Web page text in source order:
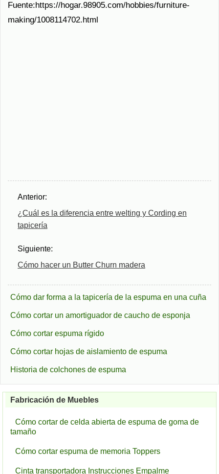
Fuente:https://hogar.98905.com/hobbies/furniture-
making/1008114702.html
Anterior:
¿Cuál es la diferencia entre welting y Cording en
tapicería
Siguiente:
Cómo hacer un Butter Churn madera
Cómo dar forma a la tapicería de la espuma en una cuña
Cómo cortar un amortiguador de caucho de esponja
Cómo cortar espuma rígido
Cómo cortar hojas de aislamiento de espuma
Historia de colchones de espuma
Fabricación de Muebles
Cómo cortar de celda abierta de espuma de goma de
tamaño
Cómo cortar espuma de memoria Toppers
Cinta transportadora Instrucciones Empalme